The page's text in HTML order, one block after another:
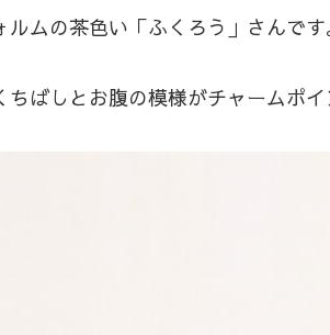
ルムの茶色い「ふくろう」さんで
ちばしとお腹の模様がチャームポ